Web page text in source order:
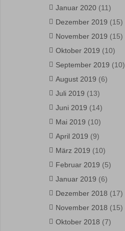
Januar 2020 (11)
Dezember 2019 (15)
November 2019 (15)
Oktober 2019 (10)
September 2019 (10)
August 2019 (6)
Juli 2019 (13)
Juni 2019 (14)
Mai 2019 (10)
April 2019 (9)
März 2019 (10)
Februar 2019 (5)
Januar 2019 (6)
Dezember 2018 (17)
November 2018 (15)
Oktober 2018 (7)